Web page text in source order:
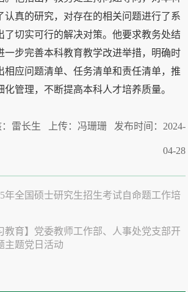
认真的研究，对存在的相关问题进行了系
了切实可行的解决对策。他要求教务处结
一步完善本科教育教学改进举措，明确时
相应问题清单、任务清单和责任清单，推
管理，不断提高本科人才培养质量。
雷长生 上传：冯珊珊 发布时间：2024-
04-28
年全国硕士研究生招生考试自命题工作培
教育】党委教师工作部、人事处党支部开
主题党日活动